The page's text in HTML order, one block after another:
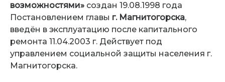
возможностями» создан 19.08.1998 года
Постановлением главы г. Магнитогорска,
введён в эксплуатацию после капитального
ремонта 11.04.2003 г. Действует под
управлением социальной защиты населения г.
Магнитогорска.